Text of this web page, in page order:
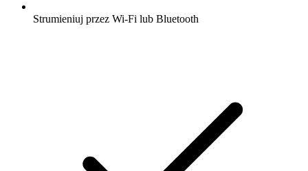
Strumieniuj przez Wi-Fi lub Bluetooth